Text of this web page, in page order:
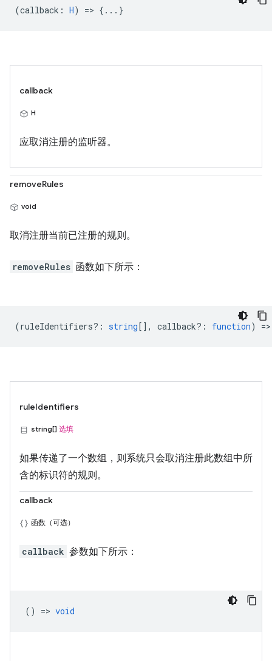
(callback : H) => {...}
callback
H
应取消注册的监听器。
removeRules
void
取消注册当前已注册的规则。
removeRules 函数如下所示：
(ruleIdentifiers? : string [], callback? : function)
ruleIdentifiers
string[] 选填
如果传递了一个数组，则系统只会取消注册此数组中所
含的标识符的规则。
callback
函数（可选）
callback 参数如下所示：
() => void